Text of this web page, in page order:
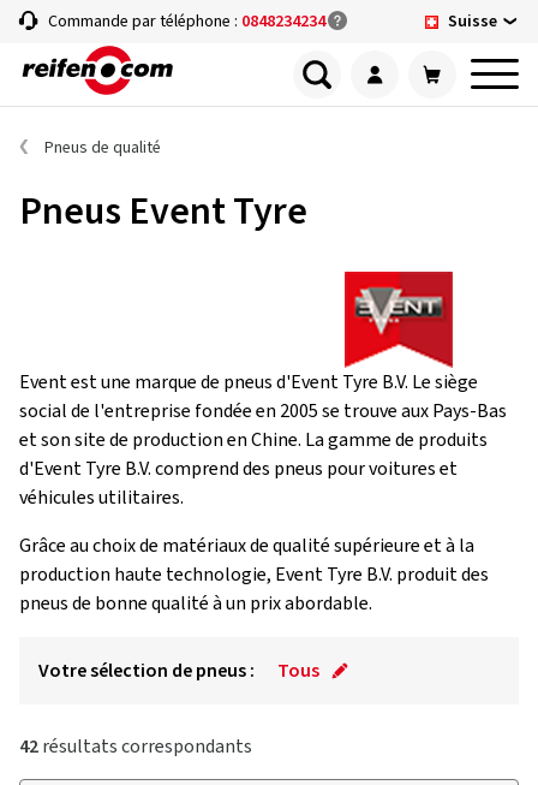
Commande par téléphone : 0848234234 Suisse
Pneus de qualité
Pneus Event Tyre
Event est une marque de pneus d'Event Tyre B.V. Le siège
social de l'entreprise fondée en 2005 se trouve aux Pays-Bas
et son site de production en Chine. La gamme de produits
d'Event Tyre B.V. comprend des pneus pour voitures et
véhicules utilitaires.
Grâce au choix de matériaux de qualité supérieure et à la
production haute technologie, Event Tyre B.V. produit des
pneus de bonne qualité à un prix abordable.
Votre sélection de pneus : Tous
42résultats correspondants